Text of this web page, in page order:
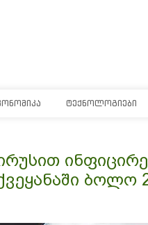
ᲢᲔᲥᲜᲝᲚᲝᲒᲘᲔᲑᲘ
ბოლო